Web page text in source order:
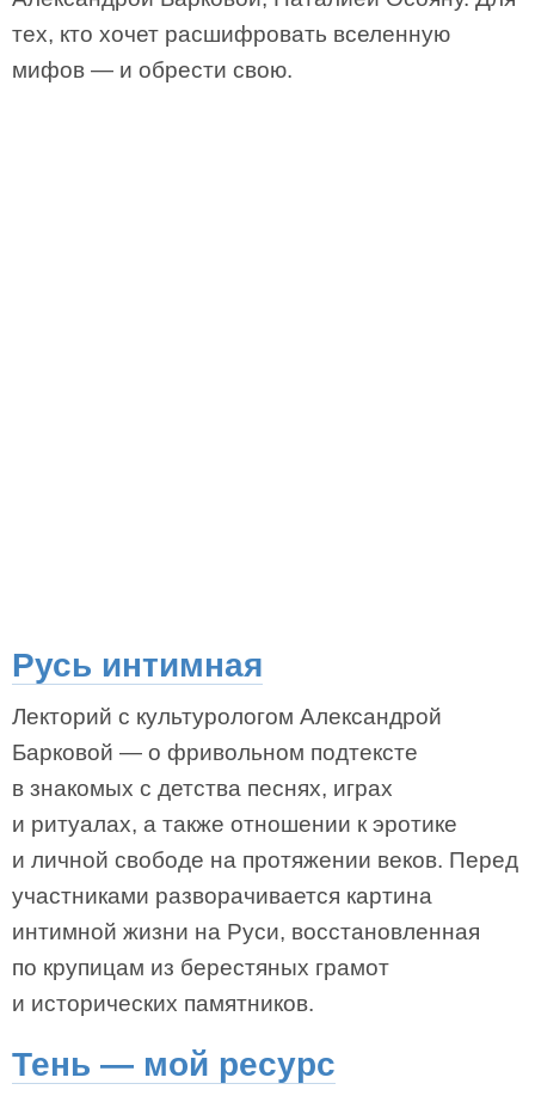
тех, кто хочет расшифровать вселенную
мифов — и обрести свою.
Русь интимная
Лекторий с культурологом Александрой
Барковой — о фривольном подтексте
в знакомых с детства песнях, играх
и ритуалах, а также отношении к эротике
и личной свободе на протяжении веков. Перед
участниками разворачивается картина
интимной жизни на Руси, восстановленная
по крупицам из берестяных грамот
и исторических памятников.
Тень — мой ресурс